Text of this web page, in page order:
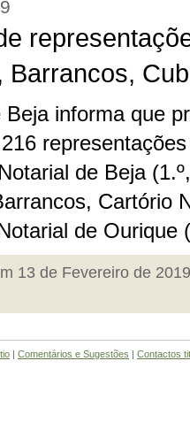
Barrancos,
informa que
de Beja
Cartório
de Ourique
13 de Fevereiro de 2019
| Comentários e Sugestões | Contactos